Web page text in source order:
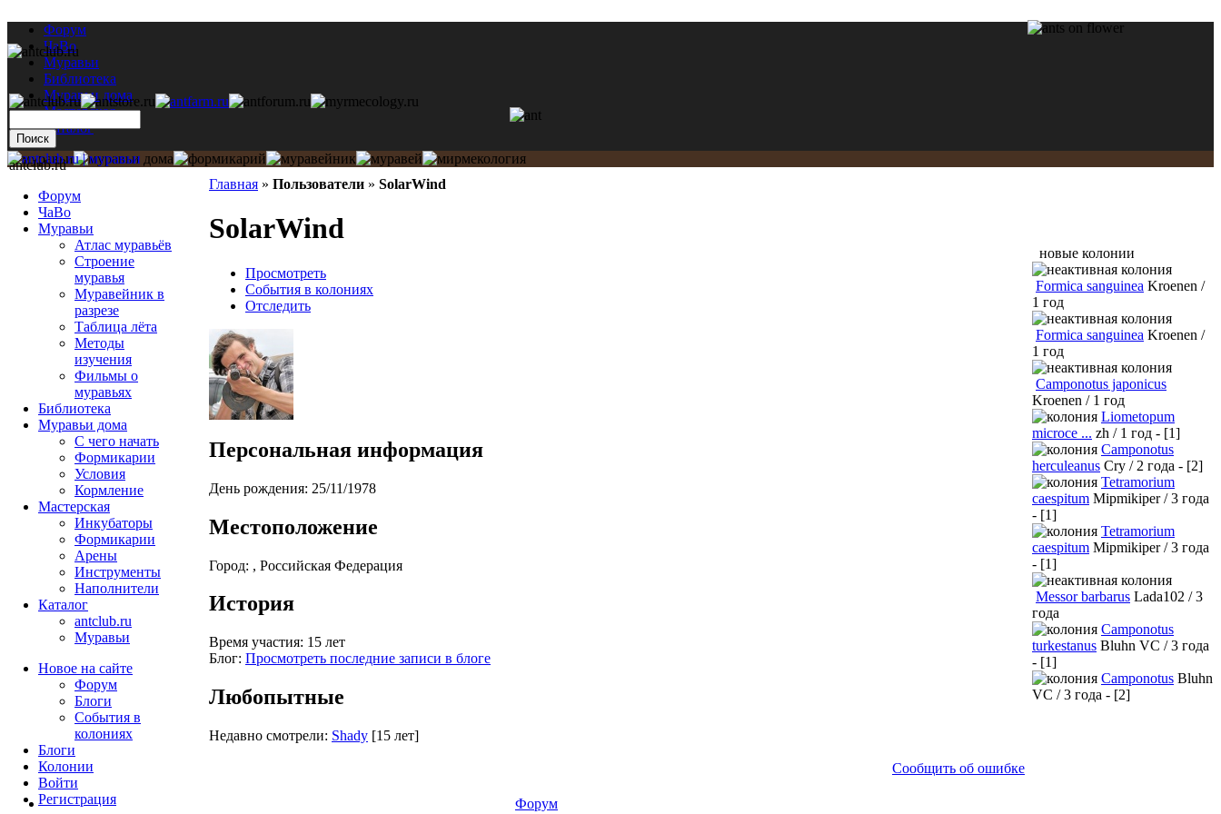
Форум
ЧаВо
Муравьи
Библиотека
Муравьи дома
Мастерская
Каталог
Главная » Пользователи » SolarWind
SolarWind
Просмотреть
События в колониях
Отследить
Персональная информация
День рождения: 25/11/1978
Местоположение
Город: , Российская Федерация
История
Время участия: 15 лет
Блог: Просмотреть последние записи в блоге
Любопытные
Недавно смотрели: Shady [15 лет]
Сообщить об ошибке
antclub.ru
Форум
ЧаВо
Муравьи
Атлас муравьёв
Строение
муравья
Муравейник в
разрезе
Таблица лёта
Методы
изучения
Фильмы о
муравьях
Библиотека
Муравьи дома
С чего начать
Формикарии
Условия
Кормление
Мастерская
Инкубаторы
Формикарии
Арены
Инструменты
Наполнители
Каталог
antclub.ru
Муравьи
Новое на сайте
Форум
Блоги
События в
колониях
Блоги
Колонии
Войти
Peгиcтpaция
новые колонии
Formica sanguinea Kroenen /
1 год
Formica sanguinea Kroenen /
1 год
Camponotus japonicus
Kroenen / 1 год
Liometopum
microce ... zh / 1 год - [1]
Camponotus
herculeanus Cry / 2 года - [2]
Tetramorium
caespitum Mipmikiper / 3 года
- [1]
Tetramorium
caespitum Mipmikiper / 3 года
- [1]
Messor barbarus Lada102 / 3
года
Camponotus
turkestanus Bluhn VC / 3 года
- [1]
Camponotus Bluhn
VC / 3 года - [2]
Форум